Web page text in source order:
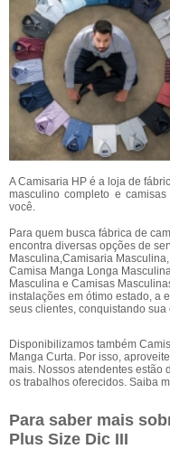
A Camisaria HP é a loja de
masculino completo e
você.
Para quem busca fábrica de
encontra diversas opções de
Masculina,Camisaria
Camisa Manga Longa
Masculina e Camisas
instalações em ótimo estado, a
seus clientes, conquistando sua
Disponibilizamos também
Manga Curta. Por isso,
mais. Nossos atendentes estão
os trabalhos oferecidos. Saiba
Para saber mais
Plus Size Dic III